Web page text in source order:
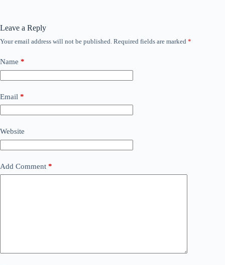
Leave a Reply
Your email address will not be published. Required fields are marked *
Name *
Email *
Website
Add Comment *